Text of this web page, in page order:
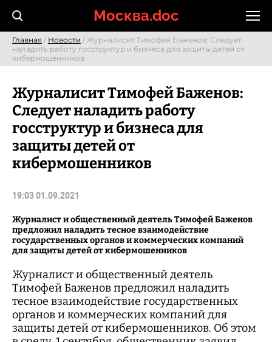
Москва.doc
Главная / Новости / Журналисит Тимофей Баженов: Следует
наладить работу госструктур и бизнеса для защиты детей от
кибермошенников
Журналисит Тимофей Баженов:
Следует наладить работу
госструктур и бизнеса для
защиты детей от
кибермошенников
19:03 01.09.2021
Журналист и общественный деятель Тимофей Баженов
предложил наладить тесное взаимодействие
государственных органов и коммерческих компаний
для защиты детей от кибермошенников
Журналист и общественный деятель
Тимофей Баженов предложил наладить
тесное взаимодействие государственных
органов и коммерческих компаний для
защиты детей от кибермошенников. Об этом